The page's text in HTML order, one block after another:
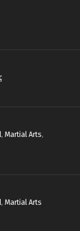
, Martial Arts,
, Martial Arts